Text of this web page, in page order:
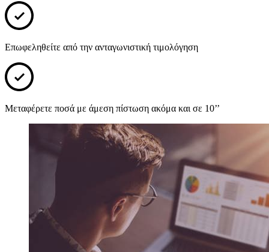
Επωφεληθείτε από την ανταγωνιστική τιμολόγηση
Μεταφέρετε ποσά με άμεση πίστωση ακόμα και σε 10’’